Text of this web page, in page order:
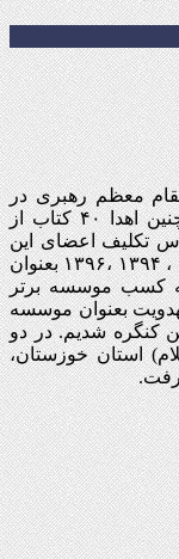
معظم رهبری در
سالهای ۱۳۹۳ ، ۱۳۹۷ و ۱۳۹۸ میباشد، همچنین اهدا ۴۰ کتاب از
تکلیف اعضای این
مجموعه را دوچندان نمود. در سال های ۱۳۹۲ ، ۱۳۹۴ ،۱۳۹۶ بعنوان
کسب موسسه برتر
کنگره ملی مهدویت بعنوان موسسه
کنگره شدیم. در دو
استان خوزستان،